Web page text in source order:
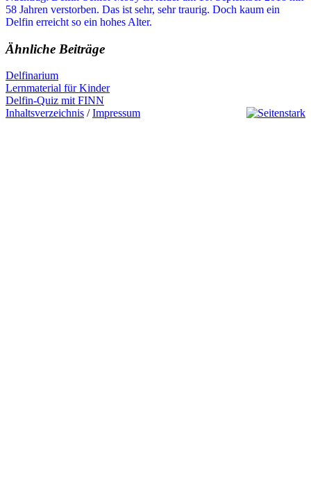
58 Jahren verstorben. Das ist sehr, sehr traurig. Doch kaum ein
Delfin erreicht so ein hohes Alter.
Ähnliche Beiträge
Delfinarium
Beitragsnavigation
Previous
Post:
Lernmaterial für Kinder
Next
Post:
Delfin-Quiz mit FINN
Inhaltsverzeichnis /Impressum